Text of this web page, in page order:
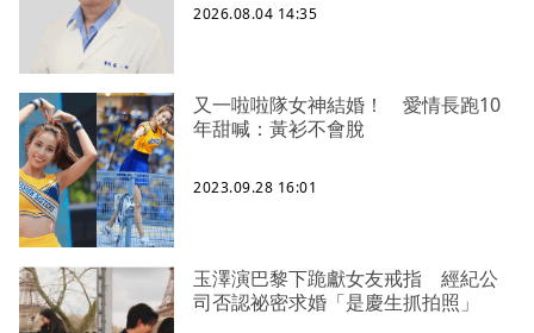
2026.08.04 14:35
又一啦啦隊女神結婚！ 愛情長跑10
年甜喊：黃衫不會脫
2023.09.28 16:01
玉澤演巴黎下跪獻女友戒指 經紀公
司否認祕密求婚「是慶生抓拍照」